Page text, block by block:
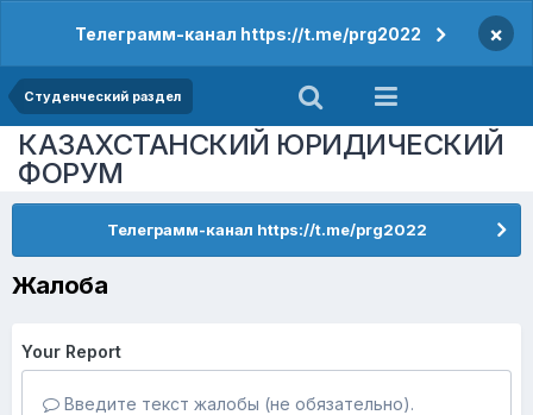
Телеграмм-канал https://t.me/prg2022 ×
Студенческий раздел
КАЗАХСТАНСКИЙ ЮРИДИЧЕСКИЙ
ФОРУМ
Телеграмм-канал https://t.me/prg2022
Жалоба
Your Report
Введите текст жалобы (не обязательно).